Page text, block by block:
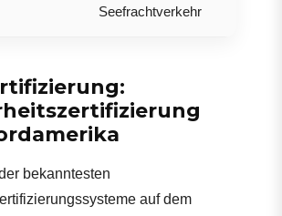
Seefrachtverkehr
bekanntesten
auf dem